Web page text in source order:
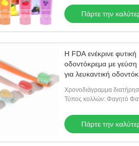
ούλων
Πάρτε την
Η FDA ενέκρινε φυτική
οδοντόκρεμα με
για λευκαντική
Χρονοδιάγραμμα
Τύπος κολλών: Φαγητό
Πάρτε την